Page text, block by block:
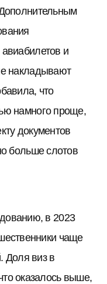
и
накладывают
что
намного проще,
документов
больше слотов
в 2023
чаще
Доля виз в
оказалось выше,